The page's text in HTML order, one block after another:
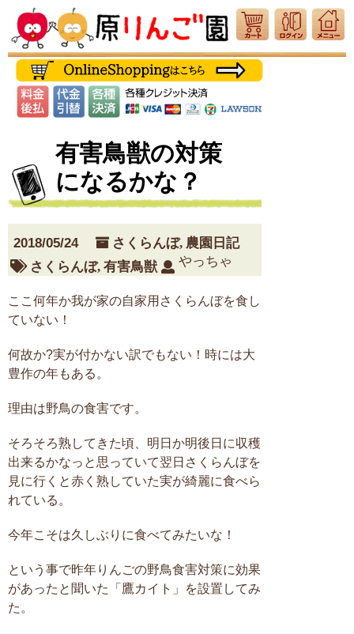
有害鳥獣の対策
になるかな？
2018/05/24 さくらんぼ, 農園日記
さくらんぼ, 有害鳥獣 やっちゃ
ここ何年か我が家の自家用さくらんぼを食し
ていない！
何故か?実が付かない訳でもない！時には大
豊作の年もある。
理由は野鳥の食害です。
そろそろ熟してきた頃、明日か明後日に収穫
出来るかなっと思っていて翌日さくらんぼを
見に行くと赤く熟していた実が綺麗に食べら
れている。
今年こそは久しぶりに食べてみたいな！
という事で昨年りんごの野鳥食害対策に効果
があったと聞いた「鷹カイト」を設置してみ
た。